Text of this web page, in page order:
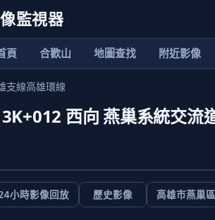
監視器
頁 合歡山 地圖查找 附近影像
支線高雄環線
西向 燕巢系統交流
小時影像回放 歷史影像 高雄市燕巢